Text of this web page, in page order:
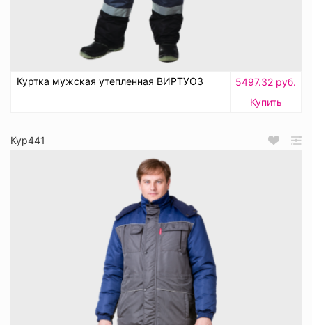
Куртка мужская утепленная ВИРТУОЗ
5497.32 руб.
Купить
Кур441